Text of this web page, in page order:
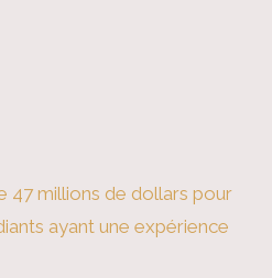
47 millions de dollars pour
ayant une expérience